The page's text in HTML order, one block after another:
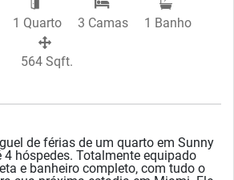
1 Quarto 3 Camas 1 Banho
564 Sqft.
de férias de um quarto em Sunny
4 hóspedes. Totalmente equipado
e banheiro completo, com tudo o